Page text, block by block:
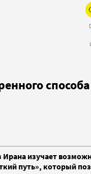
изучает
путь», который